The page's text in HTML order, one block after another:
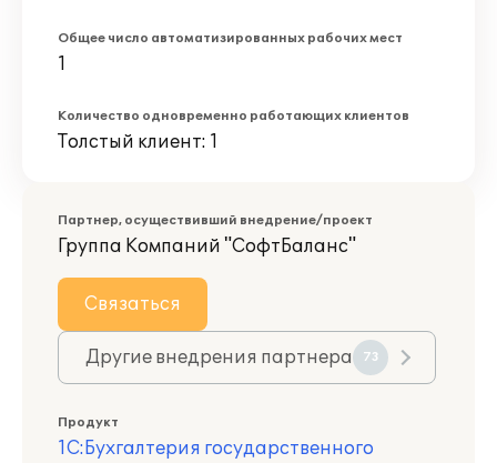
Общее число автоматизированных рабочих мест
1
Количество одновременно работающих клиентов
Толстый клиент: 1
Партнер, осуществивший внедрение/проект
Группа Компаний "СофтБаланс"
Связаться
Другие внедрения партнера 73
Продукт
1С:Бухгалтерия государственного